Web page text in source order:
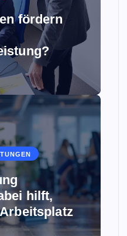
fördern
hilft,